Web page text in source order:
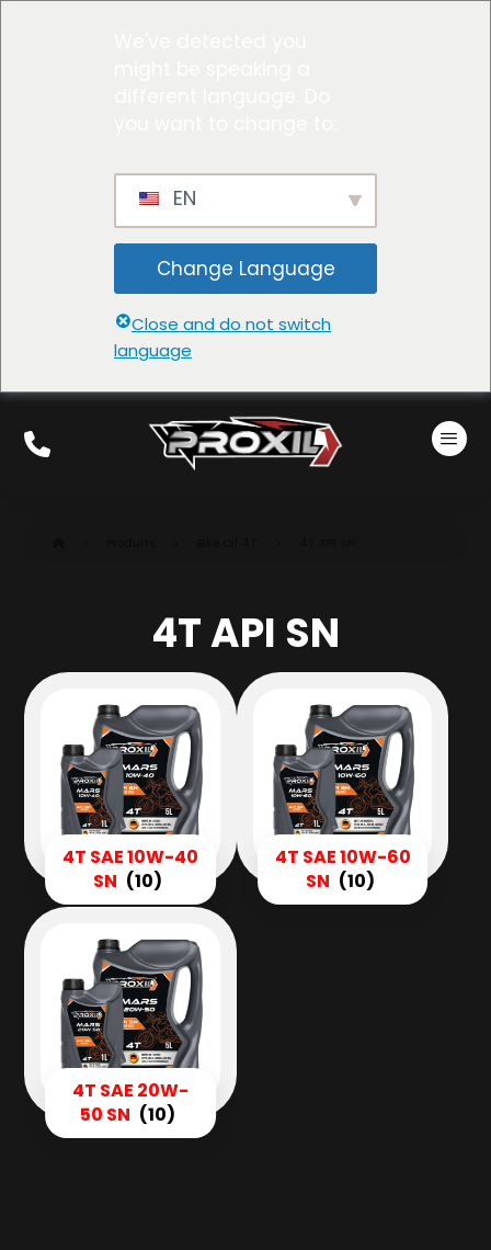
EN
Change Language
Close and do not switch
language
4T API SN
4T SAE 10W-40
SN (10)
4T SAE 10W-60
SN (10)
4T SAE 20W-
50 SN (10)